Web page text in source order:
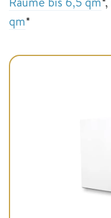
qm*